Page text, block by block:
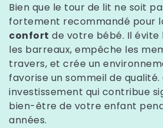
Bien que le tour de lit ne soit
fortement recommandé pour
confort de votre bébé. Il
les barreaux, empêche les
travers, et crée un
favorise un sommeil de qualité.
investissement qui contribue
bien-être de votre enfant
années.